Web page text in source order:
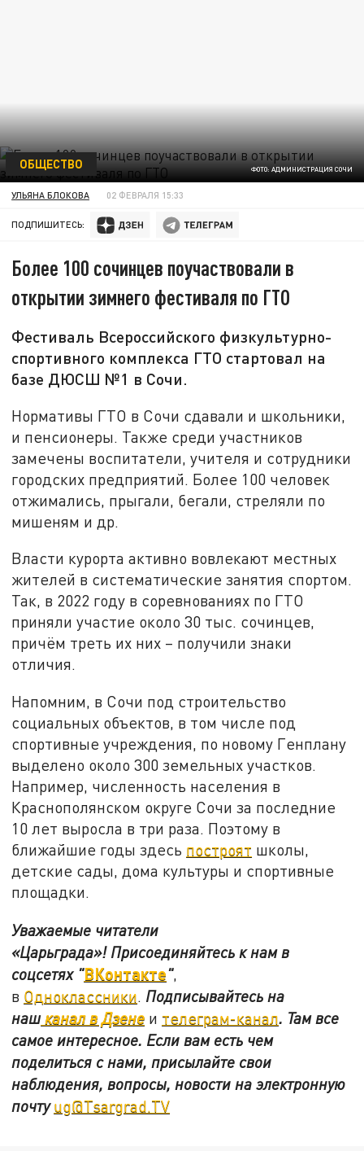
ФОТО: АДМИНИСТРАЦИЯ СОЧИ
ОБЩЕСТВО
УЛЬЯНА БЛОКОВА 02 ФЕВРАЛЯ 15:33
ПОДПИШИТЕСЬ:
Более 100 сочинцев поучаствовали в
открытии зимнего фестиваля по ГТО
Фестиваль Всероссийского физкультурно-
спортивного комплекса ГТО стартовал на
базе ДЮСШ №1 в Сочи.
Нормативы ГТО в Сочи сдавали и школьники,
и пенсионеры. Также среди участников
замечены воспитатели, учителя и сотрудники
городских предприятий. Более 100 человек
отжимались, прыгали, бегали, стреляли по
мишеням и др.
Власти курорта активно вовлекают местных
жителей в систематические занятия спортом.
Так, в 2022 году в соревнованиях по ГТО
приняли участие около 30 тыс. сочинцев,
причём треть их них – получили знаки
отличия.
Напомним, в Сочи под строительство
социальных объектов, в том числе под
спортивные учреждения, по новому Генплану
выделено около 300 земельных участков.
Например, численность населения в
Краснополянском округе Сочи за последние
10 лет выросла в три раза. Поэтому в
ближайшие годы здесь построят школы,
детские сады, дома культуры и спортивные
площадки.
Уважаемые читатели
«Царьграда»! Присоединяйтесь к нам в
соцсетях "ВКонтакте",
в Одноклассники. Подписывайтесь на
нашканал в Дзене и телеграм-канал. Там все
самое интересное. Если вам есть чем
поделиться с нами, присылайте свои
наблюдения, вопросы, новости на электронную
почтуug@Tsargrad.TV